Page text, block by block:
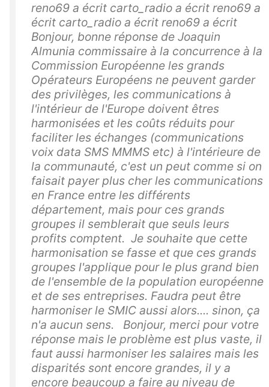
reno69 a écrit carto_radio a écrit reno69 a
écrit carto_radio a écrit reno69 a écrit
Bonjour, bonne réponse de Joaquin
Almunia commissaire à la concurrence à la
Commission Européenne les grands
Opérateurs Européens ne peuvent garder
des privilèges, les communications à
l'intérieur de l'Europe doivent êtres
harmonisées et les coûts réduits pour
faciliter les échanges (communications
voix data SMS MMMS etc) à l'intérieure de
la communauté, c'est un peut comme si on
faisait payer plus cher les communications
en France entre les différents
département, mais pour ces grands
groupes il semblerait que seuls leurs
profits comptent. Je souhaite que cette
harmonisation se fasse et que ces grands
groupes l'applique pour le plus grand bien
de l'ensemble de la population européenne
et de ses entreprises. Faudra peut être
harmoniser le SMIC aussi alors.... sinon, ça
n'a aucun sens. Bonjour, merci pour votre
réponse mais le problème est plus vaste, il
faut aussi harmoniser les salaires mais les
disparités sont encore grandes, il y a
encore beaucoup a faire au niveau de